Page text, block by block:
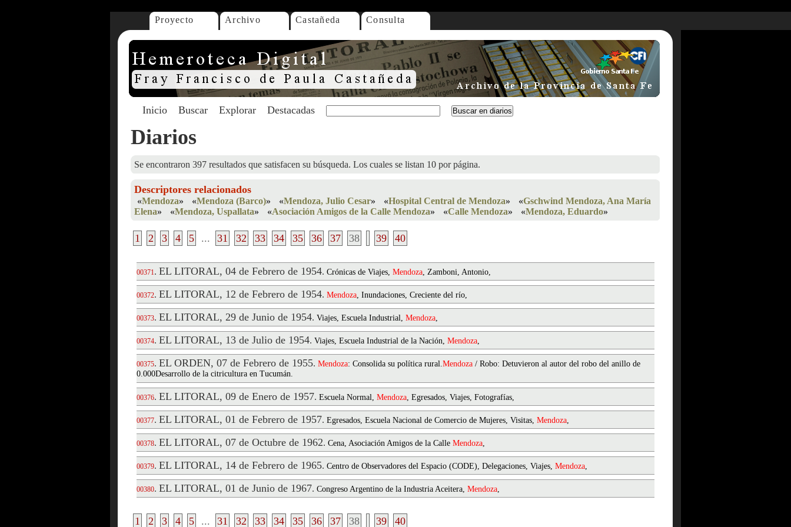
Proyecto Archivo Castañeda Consulta
Inicio Buscar Explorar Destacadas
Diarios
Se encontraron 397 resultados que satisfacen su búsqueda. Los cuales se listan 10 por página.
Descriptores relacionados
«Mendoza» «Mendoza (Barco)» «Mendoza, Julio Cesar» «Hospital Central de Mendoza» «Gschwind Mendoza, Ana María
Elena» «Mendoza, Uspallata» «Asociación Amigos de la Calle Mendoza» «Calle Mendoza» «Mendoza, Eduardo»
1 2 3 4 5 ... 31 32 33 34 35 36 37 38 39 40
00371. EL LITORAL, 04 de Febrero de 1954. Crónicas de Viajes, Mendoza, Zamboni, Antonio,
00372. EL LITORAL, 12 de Febrero de 1954. Mendoza, Inundaciones, Creciente del río,
00373. EL LITORAL, 29 de Junio de 1954. Viajes, Escuela Industrial, Mendoza,
00374. EL LITORAL, 13 de Julio de 1954. Viajes, Escuela Industrial de la Nación, Mendoza,
00375. EL ORDEN, 07 de Febrero de 1955. Mendoza: Consolida su política rural.Mendoza / Robo: Detuvieron al autor del robo del anillo de
0.000Desarrollo de la citricultura en Tucumán.
00376. EL LITORAL, 09 de Enero de 1957. Escuela Normal, Mendoza, Egresados, Viajes, Fotografías,
00377. EL LITORAL, 01 de Febrero de 1957. Egresados, Escuela Nacional de Comercio de Mujeres, Visitas, Mendoza,
00378. EL LITORAL, 07 de Octubre de 1962. Cena, Asociación Amigos de la Calle Mendoza,
00379. EL LITORAL, 14 de Febrero de 1965. Centro de Observadores del Espacio (CODE), Delegaciones, Viajes, Mendoza,
00380. EL LITORAL, 01 de Junio de 1967. Congreso Argentino de la Industria Aceitera, Mendoza,
1 2 3 4 5 ... 31 32 33 34 35 36 37 38 39 40